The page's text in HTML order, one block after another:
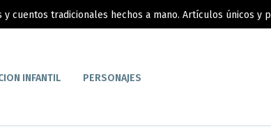
y cuentos tradicionales hechos a mano. Artículos únicos y
INFANTIL PERSONAJES